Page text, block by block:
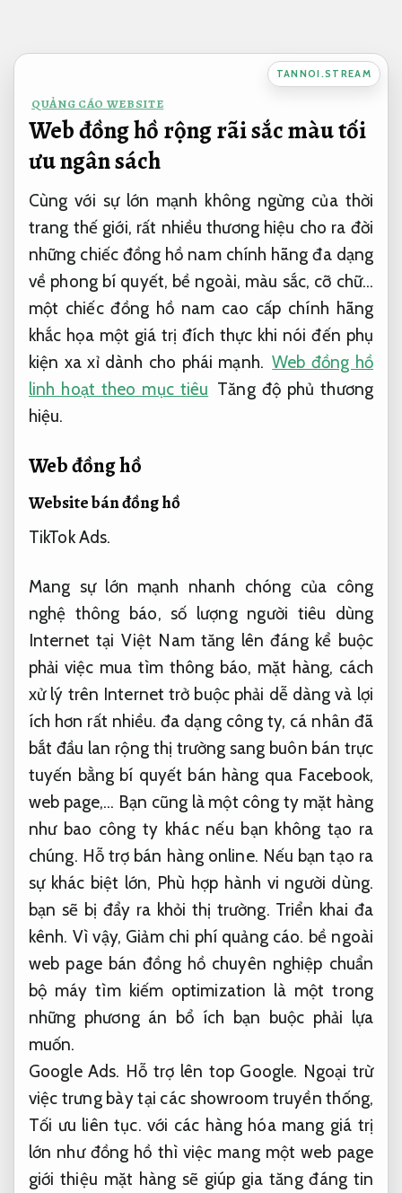
nội
TANNOI.STREAM
QUẢNG CÁO WEBSITE
Web đồng hồ rộng rãi sắc màu tối
ưu ngân sách
Cùng với sự lớn mạnh không ngừng của thời
trang thế giới, rất nhiều thương hiệu cho ra đời
những chiếc đồng hồ nam chính hãng đa dạng
về phong bí quyết, bề ngoài, màu sắc, cỡ chữ…
một chiếc đồng hồ nam cao cấp chính hãng
khắc họa một giá trị đích thực khi nói đến phụ
kiện xa xỉ dành cho phái mạnh. Web đồng hồ
linh hoạt theo mục tiêu Tăng độ phủ thương
hiệu.
Web đồng hồ
Website bán đồng hồ
TikTok Ads.
Mang sự lớn mạnh nhanh chóng của công
nghệ thông báo, số lượng người tiêu dùng
Internet tại Việt Nam tăng lên đáng kể buộc
phải việc mua tìm thông báo, mặt hàng, cách
xử lý trên Internet trở buộc phải dễ dàng và lợi
ích hơn rất nhiều. đa dạng công ty, cá nhân đã
bắt đầu lan rộng thị trường sang buôn bán trực
tuyến bằng bí quyết bán hàng qua Facebook,
web page,… Bạn cũng là một công ty mặt hàng
như bao công ty khác nếu bạn không tạo ra
chúng. Hỗ trợ bán hàng online. Nếu bạn tạo ra
sự khác biệt lớn, Phù hợp hành vi người dùng.
bạn sẽ bị đẩy ra khỏi thị trường. Triển khai đa
kênh. Vì vậy, Giảm chi phí quảng cáo. bề ngoài
web page bán đồng hồ chuyên nghiệp chuẩn
bộ máy tìm kiếm optimization là một trong
những phương án bổ ích bạn buộc phải lựa
muốn.
Google Ads. Hỗ trợ lên top Google. Ngoại trừ
việc trưng bày tại các showroom truyền thống,
Tối ưu liên tục. với các hàng hóa mang giá trị
lớn như đồng hồ thì việc mang một web page
giới thiệu mặt hàng sẽ giúp gia tăng đáng tin